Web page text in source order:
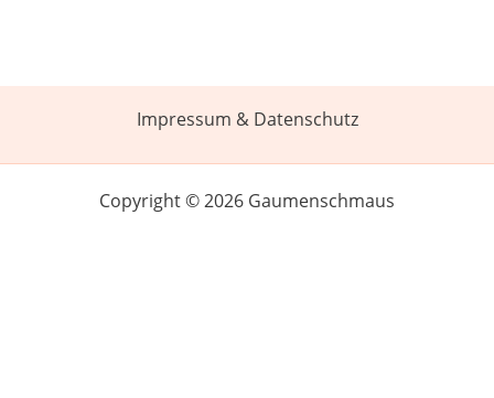
Impressum & Datenschutz
Copyright © 2026 Gaumenschmaus